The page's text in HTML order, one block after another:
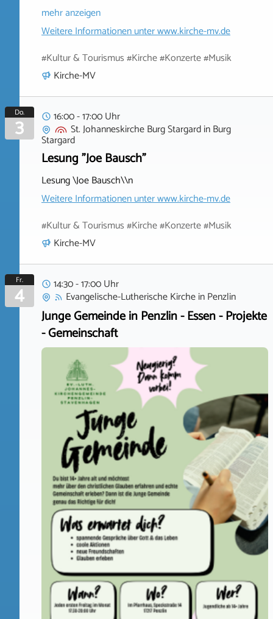
mehr anzeigen
Weitere Informationen unterwww.kirche-mv.de
#Kultur & Tourismus #Kirche #Konzerte #Musik
Kirche-MV
Do.
3
16:00 - 17:00 Uhr
St. Johanneskirche Burg StargardinBurg
Stargard
Lesung "Joe Bausch"
Lesung \Joe Bausch\\n
Weitere Informationen unterwww.kirche-mv.de
#Kultur & Tourismus #Kirche #Konzerte #Musik
Kirche-MV
Fr.
4
14:30 - 17:00 Uhr
Evangelische-Lutherische KircheinPenzlin
Junge Gemeinde in Penzlin - Essen - Projekte
- Gemeinschaft